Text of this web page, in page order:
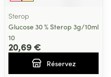
Sterop
Glucose 30 % Sterop 3g/10ml
10
20,69 €
Réservez